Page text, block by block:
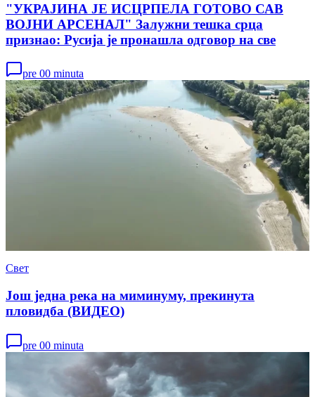
"УКРАЈИНА ЈЕ ИСЦРПЕЛА ГОТОВО САВ
ВОЈНИ АРСЕНАЛ" Залужни тешка срца
признао: Русија је пронашла одговор на све
pre 00 minuta
Свет
Још једна река на миминуму, прекинута
пловидба (ВИДЕО)
pre 00 minuta